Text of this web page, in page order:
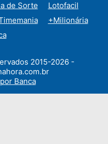
de Sorte
Lotofacil
+Milionária
2015-2026 -
Banca